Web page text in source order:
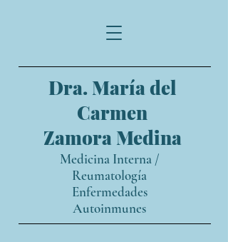
Dra. María del
Carmen
Zamora Medina
Medicina Interna /
Reumatología
Enfermedades
Autoinmunes